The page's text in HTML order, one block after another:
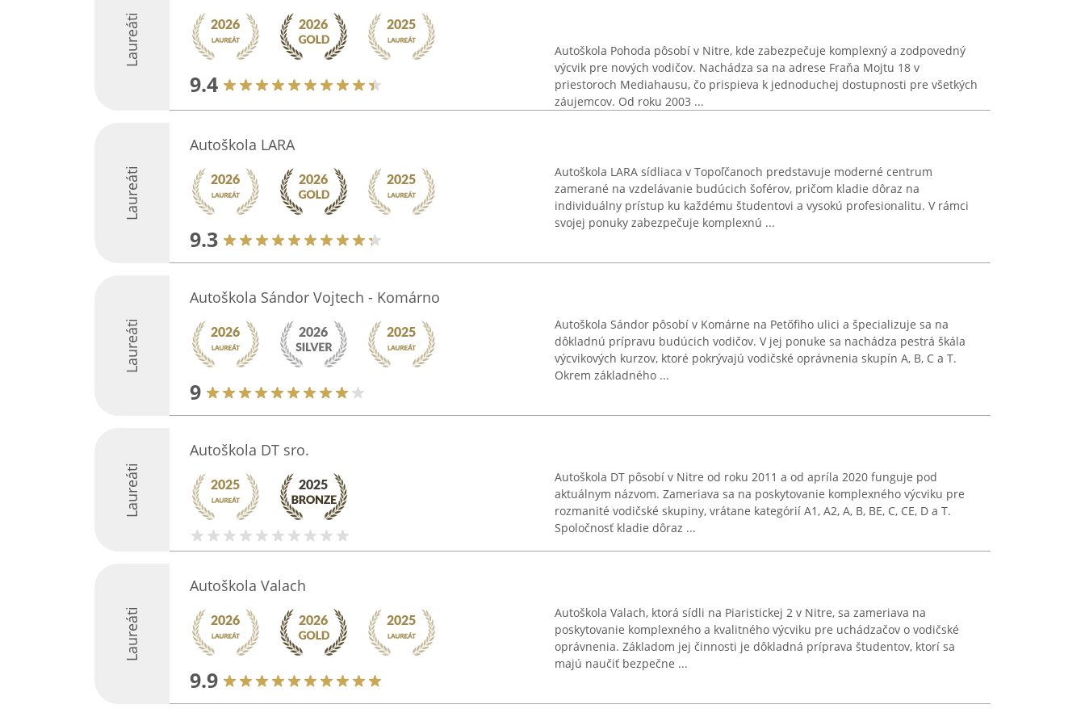
Laureáti
9.4
Autoškola Pohoda pôsobí v Nitre, kde zabezpečuje komplexný a zodpovedný
výcvik pre nových vodičov. Nachádza sa na adrese Fraňa Mojtu 18 v
priestoroch Mediahausu, čo prispieva k jednoduchej dostupnosti pre všetkých
záujemcov. Od roku 2003 ...
Laureáti
Autoškola LARA
9.3
Autoškola LARA sídliaca v Topoľčanoch predstavuje moderné centrum
zamerané na vzdelávanie budúcich šoférov, pričom kladie dôraz na
individuálny prístup ku každému študentovi a vysokú profesionalitu. V rámci
svojej ponuky zabezpečuje komplexnú ...
Laureáti
Autoškola Sándor Vojtech - Komárno
9
Autoškola Sándor pôsobí v Komárne na Petőfiho ulici a špecializuje sa na
dôkladnú prípravu budúcich vodičov. V jej ponuke sa nachádza pestrá škála
výcvikových kurzov, ktoré pokrývajú vodičské oprávnenia skupín A, B, C a T.
Okrem základného ...
Laureáti
Autoškola DT sro.
Autoškola DT pôsobí v Nitre od roku 2011 a od apríla 2020 funguje pod
aktuálnym názvom. Zameriava sa na poskytovanie komplexného výcviku pre
rozmanité vodičské skupiny, vrátane kategórií A1, A2, A, B, BE, C, CE, D a T.
Spoločnosť kladie dôraz ...
Laureáti
Autoškola Valach
9.9
Autoškola Valach, ktorá sídli na Piaristickej 2 v Nitre, sa zameriava na
poskytovanie komplexného a kvalitného výcviku pre uchádzačov o vodičské
oprávnenia. Základom jej činnosti je dôkladná príprava študentov, ktorí sa
majú naučiť bezpečne ...